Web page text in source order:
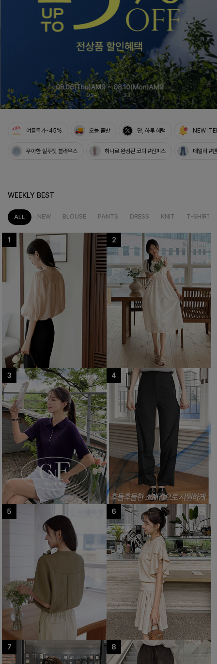
03 33
여름특가~45% 오늘 출발 단, 하루 혜택 NEW
우아한 실루엣 블라우스 하나로 완성된 코디 #원피스 데일리 #
WEEKLY BEST
ALL NEW BLOUSE PANTS DRESS KNIT T-SHIRT